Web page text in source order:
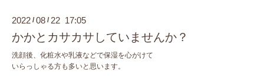
2022 /08 / 22 17:05
かかとカサカサしていませんか？
洗顔後、化粧水や乳液などで保湿を心がけて
いらっしゃる方も多いと思います。